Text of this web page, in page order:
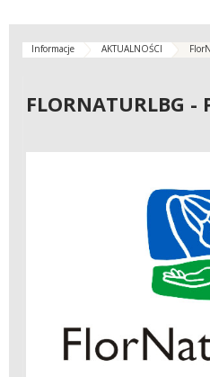
Informacje AKTUALNOŚCI
FLORNATURLBG -